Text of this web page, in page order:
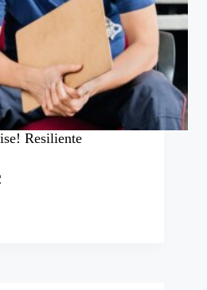
Resiliente